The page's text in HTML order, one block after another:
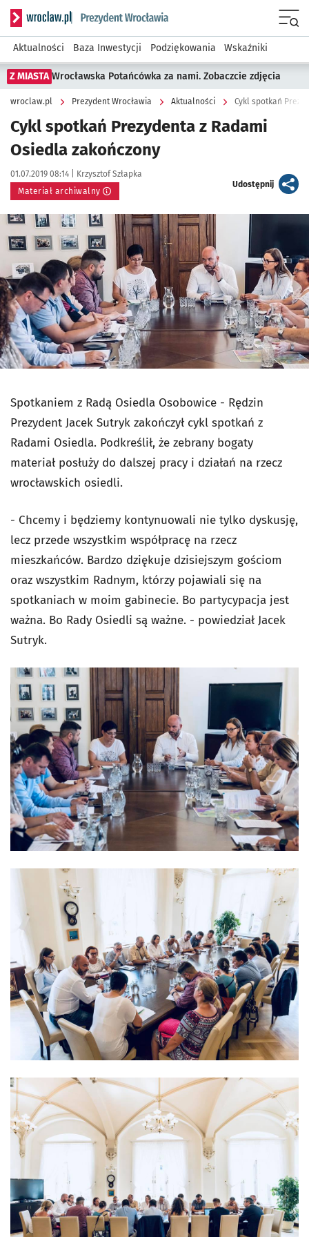
Serwis informacyjny wroclaw.pl podserwis: Prezydent
Aktualności Baza Inwestycji Podziękowania Wskaźniki
Z MIASTA Wrocławska Potańcówka za nami. Zobaczcie zdjęcia
wroclaw.pl Prezydent Wrocławia Aktualności Cykl spotkań
Cykl spotkań Prezydenta z Radami
Osiedla zakończony
Data publikacji:
01.07.2019 08:14 | Autor:
Krzysztof Szłapka
Materiał archiwalny
Udostępnijartykuł
Kliknij, aby powiększyć
Spotkaniem z Radą Osiedla Osobowice - Rędzin
Prezydent Jacek Sutryk zakończył cykl spotkań z
Radami Osiedla. Podkreślił, że zebrany bogaty
materiał posłuży do dalszej pracy i działań na rzecz
wrocławskich osiedli.
- Chcemy i będziemy kontynuowali nie tylko dyskusję,
lecz przede wszystkim współpracę na rzecz
mieszkańców. Bardzo dziękuje dzisiejszym gościom
oraz wszystkim Radnym, którzy pojawiali się na
spotkaniach w moim gabinecie. Bo partycypacja jest
ważna. Bo Rady Osiedli są ważne. - powiedział Jacek
Sutryk.